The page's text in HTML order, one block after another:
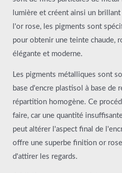
lumière et créent ainsi un
l'or rose, les pigments sont
pour obtenir une teinte chaude,
élégante et moderne.
Les pigments métalliques sont
base d'encre plastisol à base de
répartition homogène. Ce
faire, car une quantité
peut altérer l'aspect final de
offre une superbe finition or
d'attirer les regards.